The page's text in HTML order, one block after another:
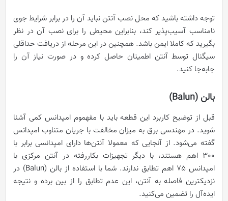
توجه داشته باشید که محل نصب آنتن نباید آن را در برابر شرایط جوی
نامناسب آسیب‌پذیر کند، بنابراین محیطی را برای نصب آن در نظر
بگیرید که کاملا ایمن باشد. همچنین در این مرحله از دریافت حداقلی
سیگنال توسط آنتن اطمینان حاصل کرده و در صورت نیاز آن را
جابه‌جا کنید.
بالن (Balun)
قبل از توضیح کاربرد این قطعه باید با مفهموم امپدانس کمی آشنا
شوید. در مهندسی برق به میزان مخالفت با جریان متناوب امپدانس
گفته می‌شود. از آنجایی که معمولا آنتن‌ها دارای امپدانسی برابر با
300 اهم هستند، با دیگر تجهیزات بکاررفته در آنتن مرکزی با
امپدانس 75 اهم تطابق ندارند. شما با استفاده از بالن (Balun) در
نزدیکترین فاصله به آنتن، این عدم تطابق را از بین برده و نتیجه
ایده‌آل را تضمین می‌کنید.